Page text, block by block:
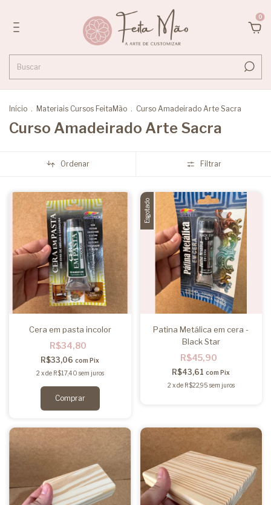
0
Início . Materiais Cursos FeitaMão . Curso Amadeirado Arte Sacra
Curso Amadeirado Arte Sacra
Ordenar Filtrar
Cera em pasta incolor
R$34,80
R$33,06com Pix
2 xde R$17,40 sem juros
Esgotado
Patina Metálica em cera -
Black Star
R$45,90
R$43,61com Pix
2 xde R$22,95 sem juros